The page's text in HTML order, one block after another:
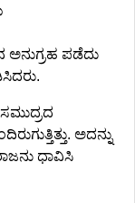
ಅನುಗ್ರಹ ಪಡೆದು
ಅದನ್ನು
ಧಾವಿಸಿ